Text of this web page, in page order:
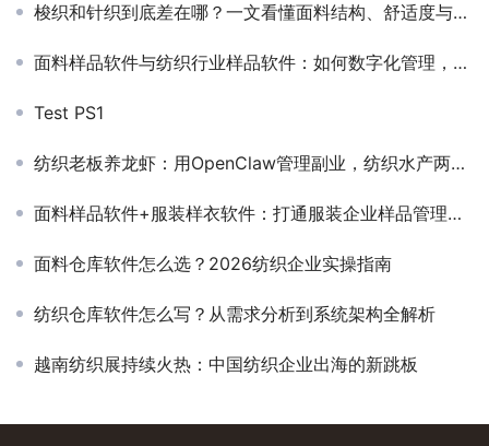
梭织和针织到底差在哪？一文看懂面料结构、舒适度与选购逻辑
面料样品软件与纺织行业样品软件：如何数字化管理，降本增效？
Test PS1
纺织老板养龙虾：用OpenClaw管理副业，纺织水产两不误
面料样品软件+服装样衣软件：打通服装企业样品管理全链路
面料仓库软件怎么选？2026纺织企业实操指南
纺织仓库软件怎么写？从需求分析到系统架构全解析
越南纺织展持续火热：中国纺织企业出海的新跳板